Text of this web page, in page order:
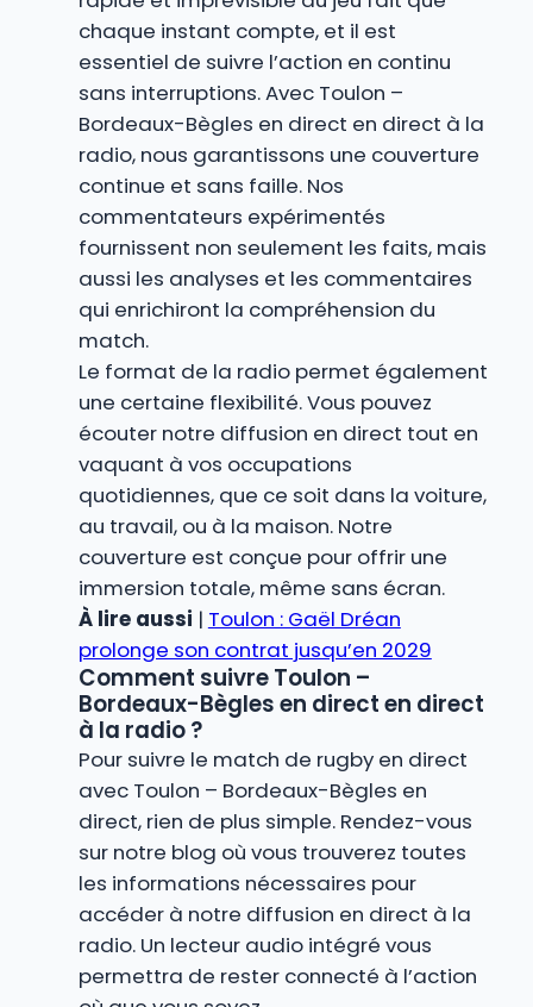
chaque instant compte, et il est
essentiel de suivre l’action en continu
sans interruptions. Avec Toulon –
Bordeaux-Bègles en direct en direct à la
radio, nous garantissons une couverture
continue et sans faille. Nos
commentateurs expérimentés
fournissent non seulement les faits, mais
aussi les analyses et les commentaires
qui enrichiront la compréhension du
match.
Le format de la radio permet également
une certaine flexibilité. Vous pouvez
écouter notre diffusion en direct tout en
vaquant à vos occupations
quotidiennes, que ce soit dans la voiture,
au travail, ou à la maison. Notre
couverture est conçue pour offrir une
immersion totale, même sans écran.
À lire aussi | Toulon : Gaël Dréan
prolonge son contrat jusqu’en 2029
Comment suivre Toulon –
Bordeaux-Bègles en direct en direct
à la radio ?
Pour suivre le match de rugby en direct
avec Toulon – Bordeaux-Bègles en
direct, rien de plus simple. Rendez-vous
sur notre blog où vous trouverez toutes
les informations nécessaires pour
accéder à notre diffusion en direct à la
radio. Un lecteur audio intégré vous
permettra de rester connecté à l’action